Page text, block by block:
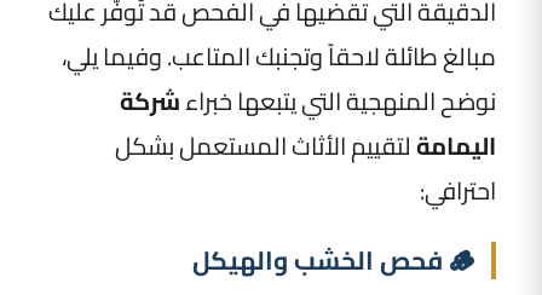
الدقيقة التي تقضيها في الفحص قد تُوفّر عليك
مبالغ طائلة لاحقاً وتجنبك المتاعب. وفيما يلي،
نوضح المنهجية التي يتبعها خبراءشركة
اليمامةلتقييم الأثاث المستعمل بشكل
احترافي:
🪵 فحص الخشب والهيكل